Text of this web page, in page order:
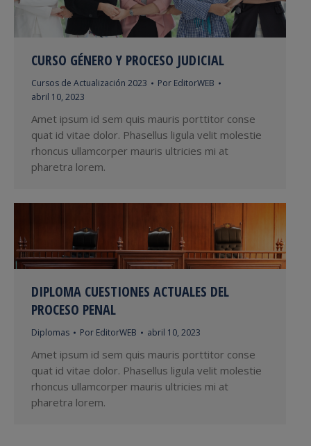
CURSO GÉNERO Y PROCESO JUDICIAL
Cursos de Actualización 2023 Por EditorWEB
abril 10, 2023
Amet ipsum id sem quis mauris porttitor conse
quat id vitae dolor. Phasellus ligula velit molestie
rhoncus ullamcorper mauris ultricies mi at
pharetra lorem.
DIPLOMA CUESTIONES ACTUALES DEL
PROCESO PENAL
Diplomas Por EditorWEB abril 10, 2023
Amet ipsum id sem quis mauris porttitor conse
quat id vitae dolor. Phasellus ligula velit molestie
rhoncus ullamcorper mauris ultricies mi at
pharetra lorem.